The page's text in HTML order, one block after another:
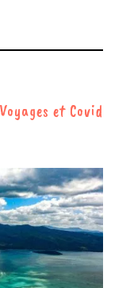
et Covid